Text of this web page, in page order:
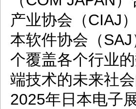
产业协会（CIAJ
本软件协会（
个覆盖各个行业
端技术的未来社
2025年日本电子